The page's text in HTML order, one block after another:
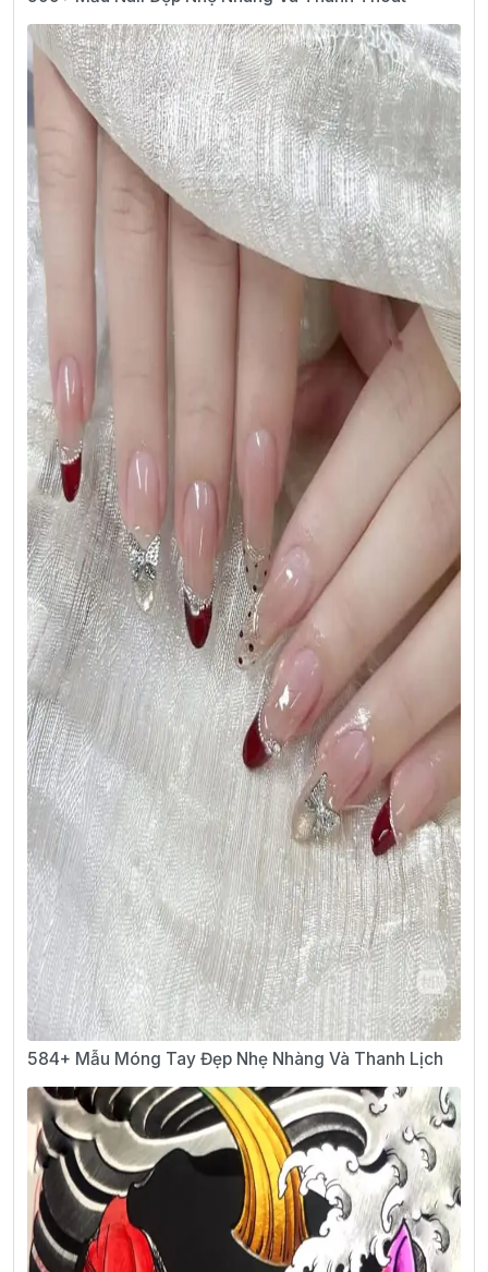
584+ Mẫu Móng Tay Đẹp Nhẹ Nhàng Và Thanh Lịch